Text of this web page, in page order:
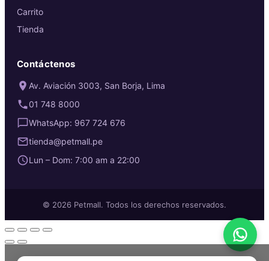
Carrito
Tienda
Contáctenos
Av. Aviación 3003, San Borja, Lima
01 748 8000
WhatsApp: 967 724 676
tienda@petmall.pe
Lun – Dom: 7:00 am a 22:00
© 2026 Petmall. Todos los derechos reservados.